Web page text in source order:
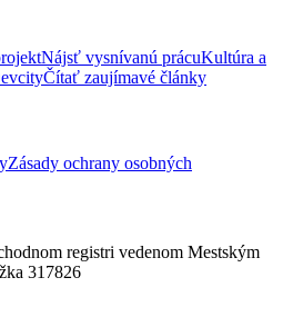
Nájsť vysnívanú prácuKultúra a
Čítať zaujímavé články
Zásady ochrany osobných
registri vedenom Mestským
317826